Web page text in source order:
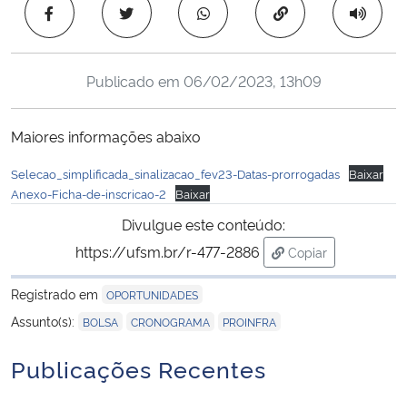
Ministério da Cidadania
Ministério da Ciência, Tecnologia, Inovações e Comunicações
Ministério do Turismo
Controladoria-Geral da União
Copiar para área
Publicado em 06/02/2023, 13h09
Maiores informações abaixo
Selecao_simplificada_sinalizacao_fev23-Datas-prorrogadas
Baixar
Anexo-Ficha-de-inscricao-2
Baixar
Divulgue este conteúdo:
https://ufsm.br/r-477-2886
Copiar
para área de
Registrado em OPORTUNIDADES
Assunto(s): BOLSA CRONOGRAMA PROINFRA
Publicações Recentes